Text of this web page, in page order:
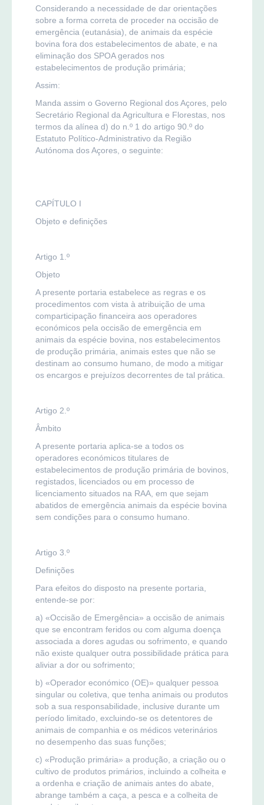
Considerando a necessidade de dar orientações
sobre a forma correta de proceder na occisão de
emergência (eutanásia), de animais da espécie
bovina fora dos estabelecimentos de abate, e na
eliminação dos SPOA gerados nos
estabelecimentos de produção primária;
Assim:
Manda assim o Governo Regional dos Açores, pelo
Secretário Regional da Agricultura e Florestas, nos
termos da alínea d) do n.º 1 do artigo 90.º do
Estatuto Político-Administrativo da Região
Autónoma dos Açores, o seguinte:
CAPÍTULO I
Objeto e definições
Artigo 1.º
Objeto
A presente portaria estabelece as regras e os
procedimentos com vista à atribuição de uma
comparticipação financeira aos operadores
económicos pela occisão de emergência em
animais da espécie bovina, nos estabelecimentos
de produção primária, animais estes que não se
destinam ao consumo humano, de modo a mitigar
os encargos e prejuízos decorrentes de tal prática.
Artigo 2.º
Âmbito
A presente portaria aplica-se a todos os
operadores económicos titulares de
estabelecimentos de produção primária de bovinos,
registados, licenciados ou em processo de
licenciamento situados na RAA, em que sejam
abatidos de emergência animais da espécie bovina
sem condições para o consumo humano.
Artigo 3.º
Definições
Para efeitos do disposto na presente portaria,
entende-se por:
a) «Occisão de Emergência» a occisão de animais
que se encontram feridos ou com alguma doença
associada a dores agudas ou sofrimento, e quando
não existe qualquer outra possibilidade prática para
aliviar a dor ou sofrimento;
b) «Operador económico (OE)» qualquer pessoa
singular ou coletiva, que tenha animais ou produtos
sob a sua responsabilidade, inclusive durante um
período limitado, excluindo-se os detentores de
animais de companhia e os médicos veterinários
no desempenho das suas funções;
c) «Produção primária» a produção, a criação ou o
cultivo de produtos primários, incluindo a colheita e
a ordenha e criação de animais antes do abate,
abrange também a caça, a pesca e a colheita de